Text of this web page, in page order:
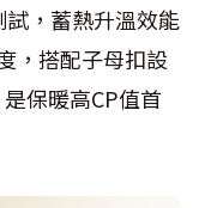
，蓄熱升溫效能
，搭配子母扣設
保暖高CP值首